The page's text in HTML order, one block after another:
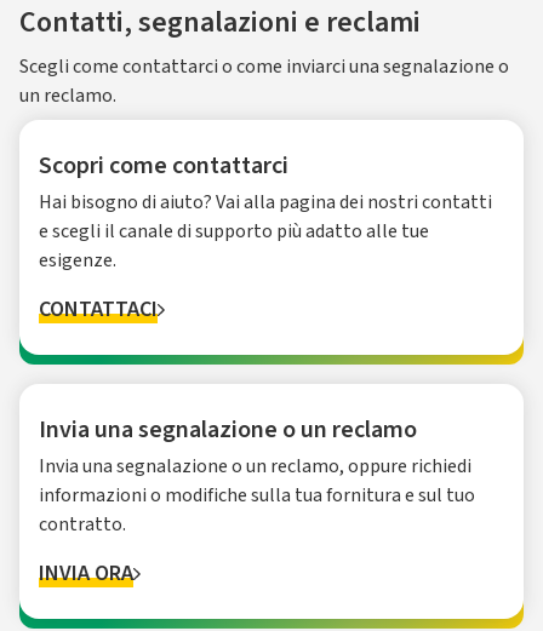
Contatti, segnalazioni e reclami
Scegli come contattarci o come inviarci una segnalazione o
un reclamo.
Scopri come contattarci
Hai bisogno di aiuto? Vai alla pagina dei nostri contatti
e scegli il canale di supporto più adatto alle tue
esigenze.
CONTATTACI
Invia una segnalazione o un reclamo
Invia una segnalazione o un reclamo, oppure richiedi
informazioni o modifiche sulla tua fornitura e sul tuo
contratto.
INVIA ORA